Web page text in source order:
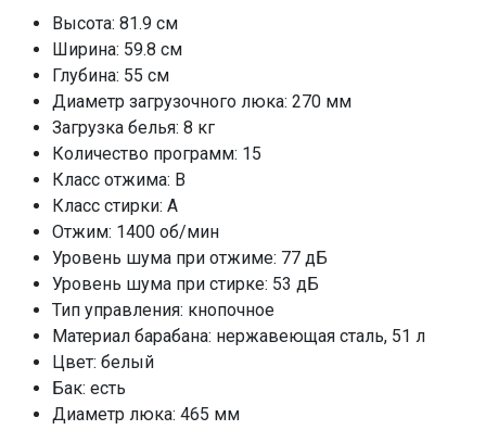
Размеры ниши для встраивания (ВхШхГ), см
82.5х60х58
Класс энергопотребления
Потребление энергии, кВт/год
194
Блокировка от детей
ПРОМО Скидка
Высота: 81.9 см
Ширина: 59.8 см
Глубина: 55 см
Диаметр загрузочного люка: 270 мм
Загрузка белья: 8 кг
Количество программ: 15
Класс отжима: B
Класс стирки: А
Отжим: 1400 об/мин
Уровень шума при отжиме: 77 дБ
Уровень шума при стирке: 53 дБ
Тип управления: кнопочное
Материал барабана: нержавеющая сталь, 51 л
Цвет: белый
Бак: есть
Диаметр люка: 465 мм